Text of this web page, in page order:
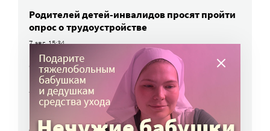
Родителей детей-инвалидов просят пройти
опрос о трудоустройстве
7 авг, 15:34
«Энхерту» от рака груди включили
в перечень жизненно важных препаратов
7 авг, 15:15
НКО часто рискуют нарушить закон